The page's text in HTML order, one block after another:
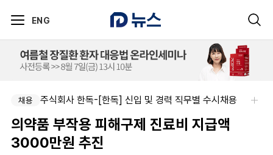
ENG
채용 알보젠코리아-향남공장 OQA 품질약사 채용(주5일/파트타임 가능)
채용 주식회사 한독-[한독] 신입 및 경력 직무별 수시채용
의약품 부작용 피해구제 진료비 지급액
3000만원 추진